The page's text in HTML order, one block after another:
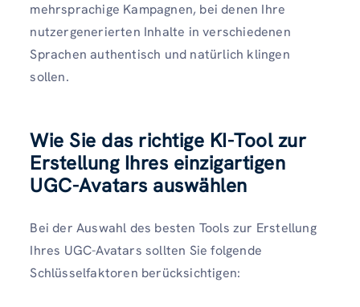
mehrsprachige Kampagnen, bei denen Ihre
nutzergenerierten Inhalte in verschiedenen
Sprachen authentisch und natürlich klingen
sollen.
Wie Sie das richtige KI-Tool zur
Erstellung Ihres einzigartigen
UGC-Avatars auswählen
Bei der Auswahl des besten Tools zur Erstellung
Ihres UGC-Avatars sollten Sie folgende
Schlüsselfaktoren berücksichtigen: